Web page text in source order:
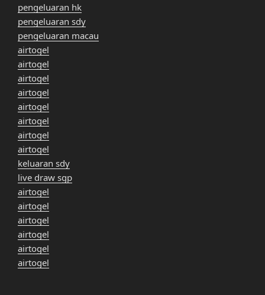
pengeluaran hk
pengeluaran sdy
pengeluaran macau
airtogel
airtogel
airtogel
airtogel
airtogel
airtogel
airtogel
airtogel
keluaran sdy
live draw sgp
airtogel
airtogel
airtogel
airtogel
airtogel
airtogel